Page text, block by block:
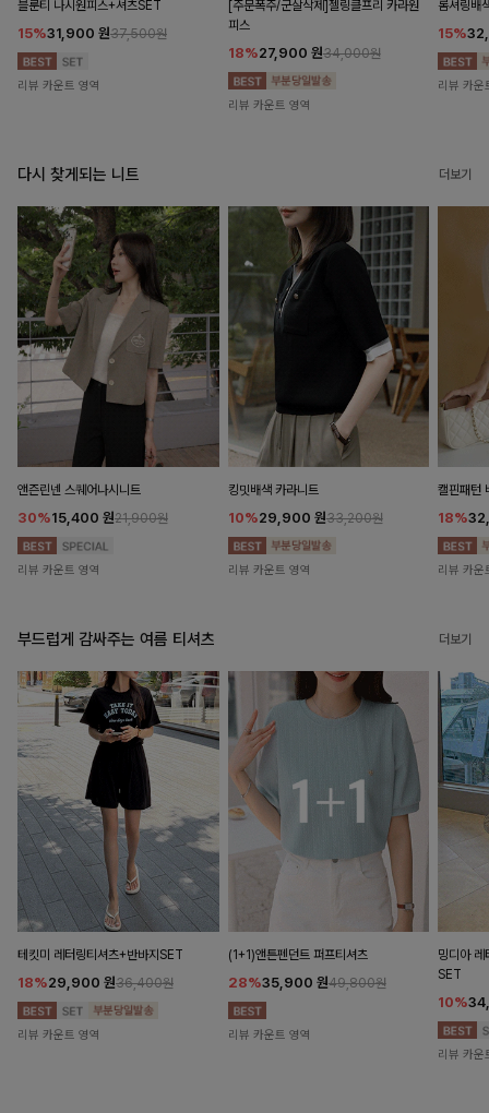
블룬티 나시원피스+셔츠SET
15%31,900 원37,500원
리뷰 카운트 영역
[주문폭주/군살삭제]젤링클프리 카라원
피스
18%27,900 원34,000원
리뷰 카운트 영역
롬셔링배
15%
리뷰 카운
다시 찾게되는 니트 더보기
앤즌린넨 스퀘어나시니트
30%15,400 원21,900원
리뷰 카운트 영역
킹밋배색 카라니트
10%29,900 원33,200원
리뷰 카운트 영역
캘핀패턴
18%
리뷰 카운
부드럽게 감싸주는 여름 티셔츠 더보기
테킷미 레터링티셔츠+반바지SET
18%29,900 원36,400원
리뷰 카운트 영역
(1+1)앤튼펜던트 퍼프티셔츠
28%35,900 원49,800원
리뷰 카운트 영역
밍디아 레
SET
10%
리뷰 카운